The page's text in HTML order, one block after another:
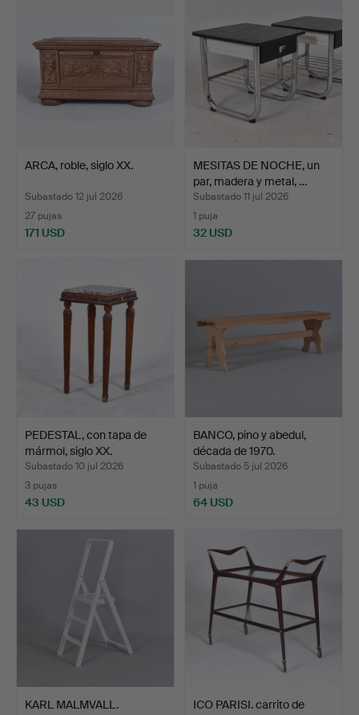
ARCA, roble, siglo XX.
Subastado 12 jul 2026
27 pujas
171 USD
MESITAS DE NOCHE, un
par, madera y metal, …
Subastado 11 jul 2026
1 puja
32 USD
PEDESTAL, con tapa de
mármol, siglo XX.
Subastado 10 jul 2026
3 pujas
43 USD
BANCO, pino y abedul,
década de 1970.
Subastado 5 jul 2026
1 puja
64 USD
KARL MALMVALL.
ICO PARISI. carrito de